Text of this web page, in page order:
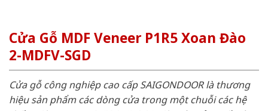
Cửa Gỗ MDF Veneer P1R5 Xoan Đào
2-MDFV-SGD
Cửa gỗ công nghiệp cao cấp SAIGONDOOR là thương
hiệu sản phẩm các dòng cửa trong một chuỗi các hệ